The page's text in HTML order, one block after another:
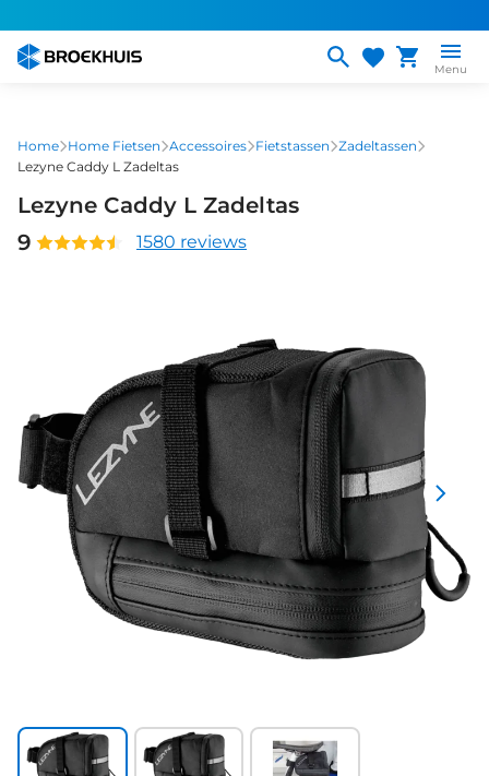
naar
gaan
Menu
Home Home Fietsen Accessoires Fietstassen Zadeltassen
Lezyne Caddy L Zadeltas
Lezyne Caddy L Zadeltas
9
1580 reviews